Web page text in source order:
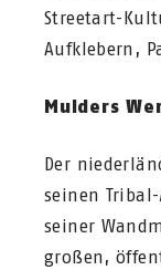
Streetart-
Aufklebern,
Mulders
Der
seinen
seiner
großen,